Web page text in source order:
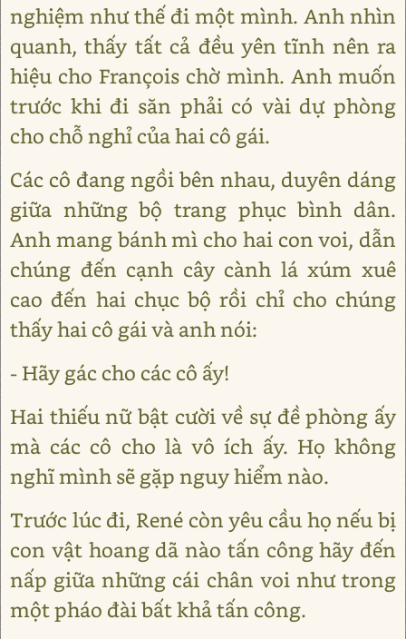
nghiệm như thế đi một mình. Anh nhìn
quanh, thấy tất cả đều yên tĩnh nên ra
hiệu cho François chờ mình. Anh muốn
trước khi đi săn phải có vài dự phòng
cho chỗ nghỉ của hai cô gái.
Các cô đang ngồi bên nhau, duyên dáng
giữa những bộ trang phục bình dân.
Anh mang bánh mì cho hai con voi, dẫn
chúng đến cạnh cây cành lá xúm xuê
cao đến hai chục bộ rồi chỉ cho chúng
thấy hai cô gái và anh nói:
- Hãy gác cho các cô ấy!
Hai thiếu nữ bật cười về sự đề phòng ấy
mà các cô cho là vô ích ấy. Họ không
nghĩ mình sẽ gặp nguy hiểm nào.
Trước lúc đi, René còn yêu cầu họ nếu bị
con vật hoang dã nào tấn công hãy đến
nấp giữa những cái chân voi như trong
một pháo đài bất khả tấn công.